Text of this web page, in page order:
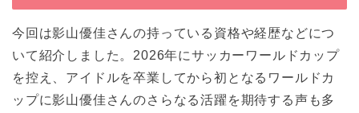
今回は影山優佳さんの持っている資格や経歴などにつ
いて紹介しました。2026年にサッカーワールドカップ
を控え、アイドルを卒業してから初となるワールドカ
ップに影山優佳さんのさらなる活躍を期待する声も多